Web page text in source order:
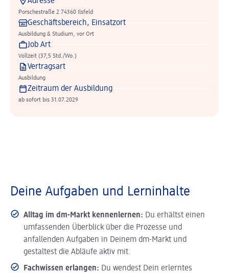
Porschestraße 2 74360 Ilsfeld
Geschäftsbereich, Einsatzort
Ausbildung & Studium, vor Ort
Job Art
Vollzeit (37,5 Std./Wo.)
Vertragsart
Ausbildung
Zeitraum der Ausbildung
ab sofort bis 31.07.2029
Deine Aufgaben und Lerninhalte
Alltag im dm-Markt kennenlernen: Du erhältst einen
umfassenden Überblick über die Prozesse und
anfallenden Aufgaben in Deinem dm-Markt und
gestaltest die Abläufe aktiv mit.
Fachwissen erlangen: Du wendest Dein erlerntes